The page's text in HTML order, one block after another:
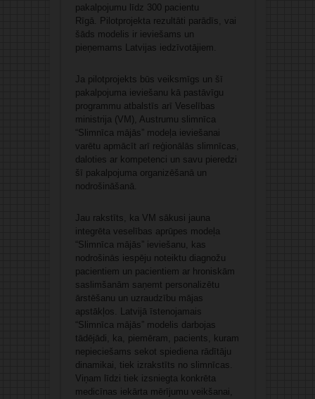
pakalpojumu līdz 300 pacientu
Rīgā. Pilotprojekta rezultāti parādīs, vai
šāds modelis ir ieviešams un
pieņemams Latvijas iedzīvotājiem.
Ja pilotprojekts būs veiksmīgs un šī
pakalpojuma ieviešanu kā pastāvīgu
programmu atbalstīs arī Veselības
ministrija (VM), Austrumu slimnīca
“Slimnīca mājās” modeļa ieviešanai
varētu apmācīt arī reģionālās slimnīcas,
daloties ar kompetenci un savu pieredzi
šī pakalpojuma organizēšanā un
nodrošināšanā.
Jau rakstīts, ka VM sākusi jauna
integrēta veselības aprūpes modeļa
“Slimnīca mājās” ieviešanu, kas
nodrošinās iespēju noteiktu diagnožu
pacientiem un pacientiem ar hroniskām
saslimšanām saņemt personalizētu
ārstēšanu un uzraudzību mājas
apstākļos. Latvijā īstenojamais
“Slimnīca mājās” modelis darbojas
tādējādi, ka, piemēram, pacients, kuram
nepieciešams sekot spiediena rādītāju
dinamikai, tiek izrakstīts no slimnīcas.
Viņam līdzi tiek izsniegta konkrēta
medicīnas iekārta mērījumu veikšanai,